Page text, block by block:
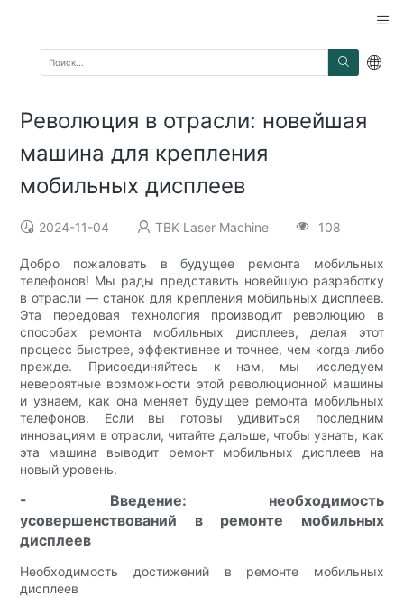
Революция в отрасли: новейшая
машина для крепления
мобильных дисплеев
2024-11-04 TBK Laser Machine 108
Добро пожаловать в будущее ремонта мобильных
телефонов! Мы рады представить новейшую разработку
в отрасли — станок для крепления мобильных дисплеев.
Эта передовая технология производит революцию в
способах ремонта мобильных дисплеев, делая этот
процесс быстрее, эффективнее и точнее, чем когда-либо
прежде. Присоединяйтесь к нам, мы исследуем
невероятные возможности этой революционной машины
и узнаем, как она меняет будущее ремонта мобильных
телефонов. Если вы готовы удивиться последним
инновациям в отрасли, читайте дальше, чтобы узнать, как
эта машина выводит ремонт мобильных дисплеев на
новый уровень.
- Введение: необходимость
усовершенствований в ремонте мобильных
дисплеев
Необходимость достижений в ремонте мобильных
дисплеев